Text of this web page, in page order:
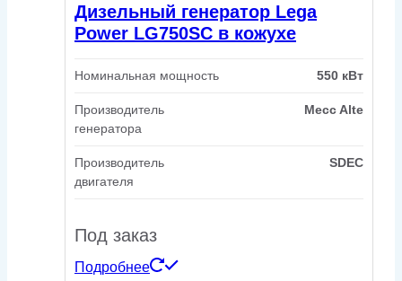
Дизельный генератор Lega
Power LG750SC в кожухе
Номинальная мощность 550 кВт
Производитель
генератора
Mecc Alte
Производитель
двигателя
SDEC
Под заказ
Подробнее